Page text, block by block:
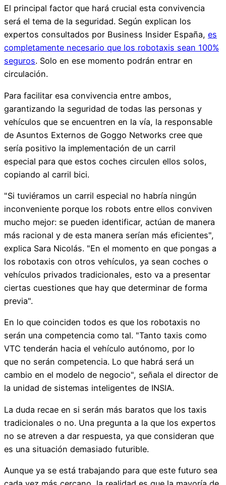
El principal factor que hará crucial esta convivencia
será el tema de la seguridad. Según explican los
expertos consultados por Business Insider España, es
completamente necesario que los robotaxis sean 100%
seguros. Solo en ese momento podrán entrar en
circulación.
Para facilitar esa convivencia entre ambos,
garantizando la seguridad de todas las personas y
vehículos que se encuentren en la vía, la responsable
de Asuntos Externos de Goggo Networks cree que
sería positivo la implementación de un carril
especial para que estos coches circulen ellos solos,
copiando al carril bici.
"Si tuviéramos un carril especial no habría ningún
inconveniente porque los robots entre ellos conviven
mucho mejor: se pueden identificar, actúan de manera
más racional y de esta manera serían más eficientes",
explica Sara Nicolás. "En el momento en que pongas a
los robotaxis con otros vehículos, ya sean coches o
vehículos privados tradicionales, esto va a presentar
ciertas cuestiones que hay que determinar de forma
previa".
En lo que coinciden todos es que los robotaxis no
serán una competencia como tal. "Tanto taxis como
VTC tenderán hacia el vehículo autónomo, por lo
que no serán competencia. Lo que habrá será un
cambio en el modelo de negocio", señala el director de
la unidad de sistemas inteligentes de INSIA.
La duda recae en si serán más baratos que los taxis
tradicionales o no. Una pregunta a la que los expertos
no se atreven a dar respuesta, ya que consideran que
es una situación demasiado futurible.
Aunque ya se está trabajando para que este futuro sea